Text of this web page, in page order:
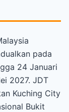
pada
24 Januari
2027. JDT
Kuching City
Bukit